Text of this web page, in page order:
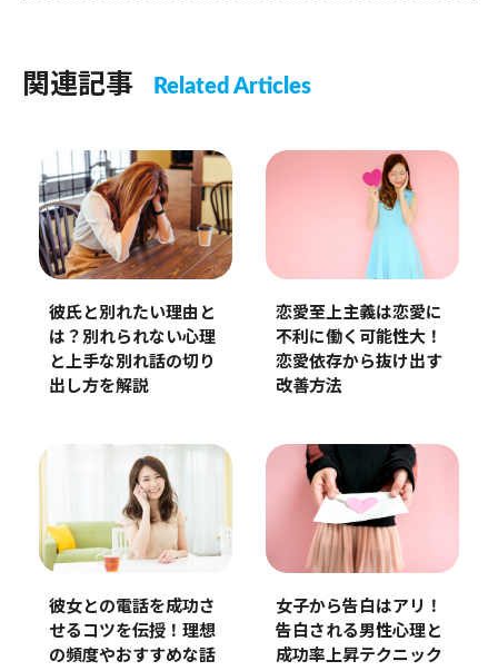
関連記事 Related Articles
彼氏と別れたい理由と
は？別れられない心理
と上手な別れ話の切り
出し方を解説
恋愛至上主義は恋愛に
不利に働く可能性大！
恋愛依存から抜け出す
改善方法
彼女との電話を成功さ
せるコツを伝授！理想
の頻度やおすすめな話
女子から告白はアリ！
告白される男性心理と
成功率上昇テクニック